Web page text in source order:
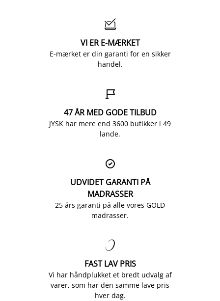

VI ER E-MÆRKET
E-mærket er din garanti for en sikker
handel.

47 ÅR MED GODE TILBUD
JYSK har mere end 3600 butikker i 49
lande.

UDVIDET GARANTI PÅ
MADRASSER
25 års garanti på alle vores GOLD
madrasser.

FAST LAV PRIS
Vi har håndplukket et bredt udvalg af
varer, som har den samme lave pris
hver dag.